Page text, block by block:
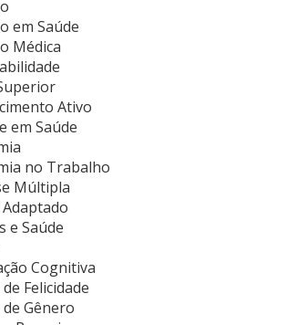
em Saúde
Médica
Ativo
em Saúde
no Trabalho
Múltipla
e Saúde
Cognitiva
Felicidade
Gênero